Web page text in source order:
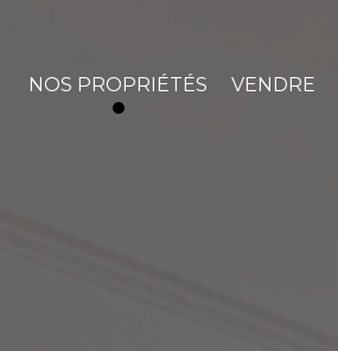
NOS PROPRIÉTÉS VENDRE